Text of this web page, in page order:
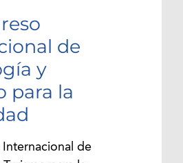
de
y
para la
Internacional de